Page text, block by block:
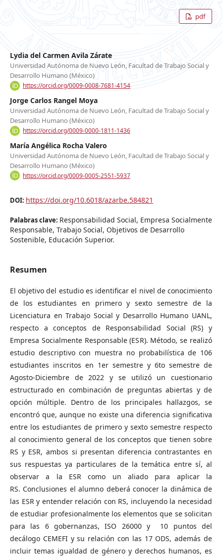
pdf
Lydia del Carmen Avila Zárate
Universidad Autónoma de Nuevo León, Facultad de Trabajo Social y
Desarrollo Humano (México)
https://orcid.org/0009-0008-7681-4154
Jorge Carlos Rangel Moya
Universidad Autónoma de Nuevo León, Facultad de Trabajo Social y
Desarrollo Humano (México)
https://orcid.org/0009-0000-1811-1436
María Angélica Rocha Valero
Universidad Autónoma de Nuevo León, Facultad de Trabajo Social y
Desarrollo Humano (México)
https://orcid.org/0009-0005-2551-5937
DOI: https://doi.org/10.6018/azarbe.584821
Palabras clave: Responsabilidad Social, Empresa Socialmente
Responsable, Trabajo Social, Objetivos de Desarrollo
Sostenible, Educación Superior.
Resumen
El objetivo del estudio es identificar el nivel de conocimiento
de los estudiantes en primero y sexto semestre de la
Licenciatura en Trabajo Social y Desarrollo Humano UANL,
respecto a conceptos de Responsabilidad Social (RS) y
Empresa Socialmente Responsable (ESR). Método, se realizó
estudio descriptivo con muestra no probabilística de 106
estudiantes inscritos en 1er semestre y 6to semestre de
Agosto-Diciembre de 2022 y se utilizó un cuestionario
estructurado en combinación de preguntas abiertas y de
opción múltiple. Dentro de los principales hallazgos, se
encontró que, aunque no existe una diferencia significativa
entre los estudiantes de primero y sexto semestre respecto
al conocimiento general de los conceptos que tienen sobre
RS y ESR, ambos si presentan diferencia contrastantes en
sus respuestas ya particulares de la temática entre sí, al
observar a la ESR como un aliado para aplicar la
RS. Conclusiones el alumno deberá conocer la dinámica de
las ESR y entender relación con RS, incluyendo la necesidad
de estudiar profesionalmente los elementos que se solicitan
para las 6 gobernanzas, ISO 26000 y 10 puntos del
decálogo CEMEFI y su relación con las 17 ODS, además de
incluir temas igualdad de género y derechos humanos, es